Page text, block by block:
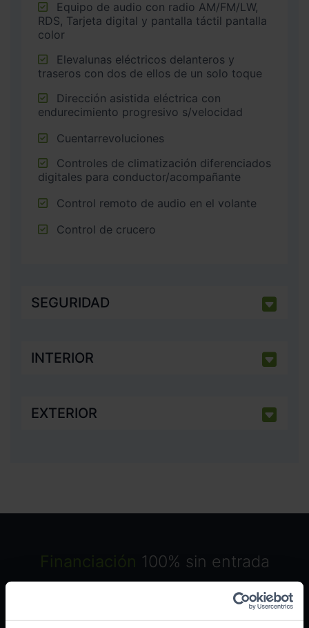
RDS, Tarjeta digital y pantalla táctil pantalla
color
traseros con dos de ellos de un solo toque
endurecimiento progresivo s/velocidad
Cuentarrevoluciones
digitales para conductor/acompañante
Control remoto de audio en el volante
Control de crucero
SEGURIDAD
INTERIOR
EXTERIOR
Financiación 100% sin entrada
Grandes descuentos por financiar con
nosotros. ¡Descúbrelos!